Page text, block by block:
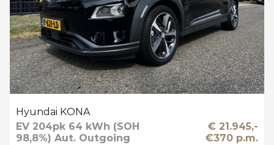
Hyundai KONA
EV 204pk 64 kWh (SOH
98,8%) Aut. Outgoing
€ 21.945,-
€370 p.m.